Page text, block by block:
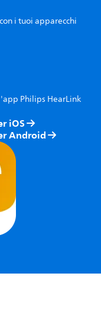
i tuoi apparecchi
Philips HearLink
iOS
Android